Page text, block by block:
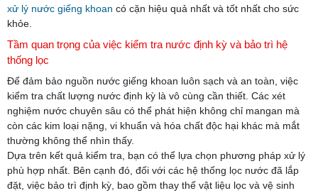
xử lý nước giếng khoan có cặn hiệu quả nhất và tốt nhất cho sức
khỏe.
Tầm quan trọng của việc kiểm tra nước định kỳ và bảo trì hệ
thống lọc
Để đảm bảo nguồn nước giếng khoan luôn sạch và an toàn, việc
kiểm tra chất lượng nước định kỳ là vô cùng cần thiết. Các xét
nghiệm nước chuyên sâu có thể phát hiện không chỉ mangan mà
còn các kim loại nặng, vi khuẩn và hóa chất độc hại khác mà mắt
thường không thể nhìn thấy.
Dựa trên kết quả kiểm tra, bạn có thể lựa chọn phương pháp xử lý
phù hợp nhất. Bên cạnh đó, đối với các hệ thống lọc nước đã lắp
đặt, việc bảo trì định kỳ, bao gồm thay thế vật liệu lọc và vệ sinh